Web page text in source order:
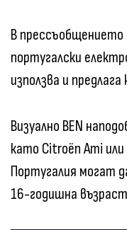
В прессъобщението
португалски
използва и предлага
Визуално BEN
като Citroën Ami
Португалия могат
16-годишна